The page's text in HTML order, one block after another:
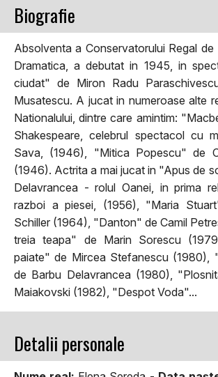
Biografie
Absolventa a Conservatorului Regal
Dramatica, a debutat in 1945, in
ciudat" de Miron Radu
Musatescu. A jucat in numeroase alte
Nationalului, dintre care amintim:
Shakespeare, celebrul spectacol cu
Sava, (1946), "Mitica Popescu" de
(1946). Actrita a mai jucat in "Apus de
Delavrancea - rolul Oanei, in prima
razboi a piesei, (1956), "Maria
Schiller (1964), "Danton" de Camil
treia teapa" de Marin Sorescu
paiate" de Mircea Stefanescu (1980),
de Barbu Delavrancea (1980),
Maiakovski (1982), "Despot Voda"...
Detalii personale